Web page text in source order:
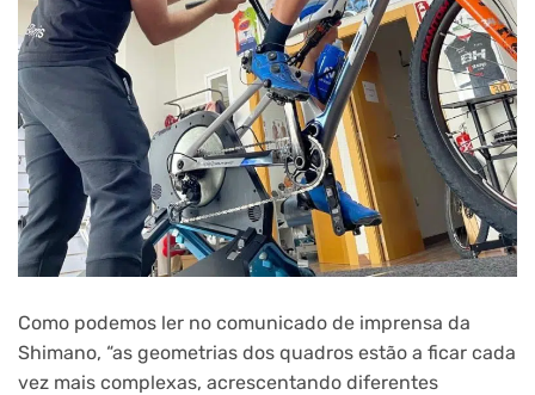
Como podemos ler no comunicado de imprensa da
Shimano, “as geometrias dos quadros estão a ficar cada
vez mais complexas, acrescentando diferentes